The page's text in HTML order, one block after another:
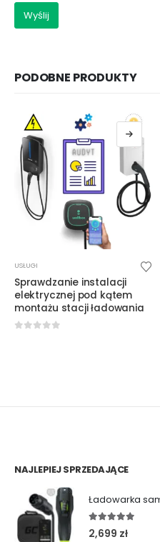
PODOBNE PRODUKTY
USŁUGI
Sprawdzanie instalacji
elektrycznej pod kątem
montażu stacji ładowania
NAJLEPIEJ SPRZEDAJĄCE
5.00 out of 5
2,699 zł